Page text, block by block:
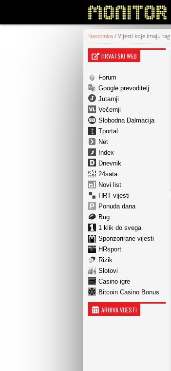
Naslovnica / Vijesti koje imaju tag
HRVATSKI WEB
Forum
Google prevoditelj
Jutarnji
Večernji
Slobodna Dalmacija
Tportal
Net
Index
Dnevnik
24sata
Novi list
HRT vijesti
Ponuda dana
Bug
1 klik do svega
Sponzorirane vijesti
HRsport
Rizik
Slotovi
Casino igre
Bitcoin Casino Bonus
ARHIVA VIJESTI